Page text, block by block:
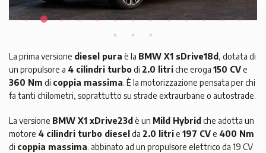
La prima versione diesel pura è la BMW X1 sDrive18d , dotata di
un propulsore a 4 cilindri turbodi 2.0 litriche eroga 150 CVe
360 Nm di coppia massima. È la motorizzazione pensata per chi
fa tanti chilometri, soprattutto su strade extraurbane o autostrade.
La versione BMW X1 xDrive23d è un Mild Hybrid che adotta un
motore 4 cilindri turbo diesel da 2.0 litrie 197 CVe 400 Nm
di coppia massima. abbinato ad un propulsore elettrico da 19 CV